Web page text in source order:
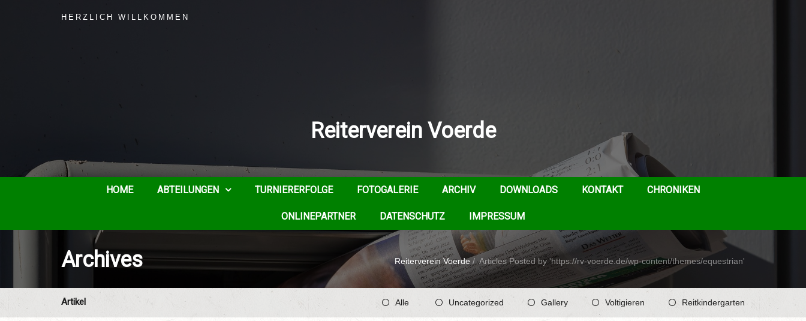
HERZLICH WILLKOMMEN
Reiterverein Voerde
HOME ABTEILUNGEN TURNIERERFOLGE FOTOGALERIE ARCHIV DOWNLOADS KONTAKT CHRONIKEN
ONLINEPARTNER DATENSCHUTZ IMPRESSUM
Archives Reiterverein Voerde / Articles Posted by 'https://rv-voerde.de/wp-content/themes/equestrian'
Artikel Alle Uncategorized Gallery Voltigieren Reitkindergarten